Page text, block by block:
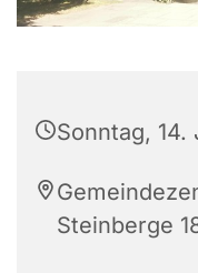
Sonntag, 14.
Steinberge